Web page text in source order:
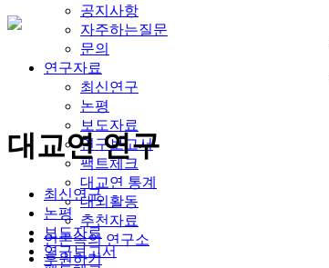
공지사항
자주하는질문
문의
연구자료
최신연구
논평
보도자료
연구보고서
팩트체크
대교연 통계
대외활동
추천자료
언론속의 연구소
후원하기
대교연 연구
최신연구
논평
보도자료
연구보고서